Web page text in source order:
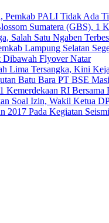
PALI Tidak Ada
Sumatera (GBS), 1
Salah Satu Ngaben
Lampung Selatan
Flyover Natar
Lima Tersangka, Kini
Batu Bara PT BSE
RI Bersama
Soal Izin, Wakil Ketua
2017 Pada Kegiatan